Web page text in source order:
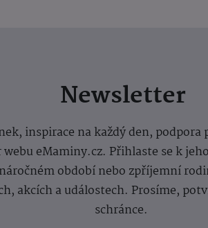
Newsletter
inspirace na každý den,
eMaminy.cz. Přihlaste se k
období nebo zpříjemní
akcích a událostech. Prosíme,
schránce.